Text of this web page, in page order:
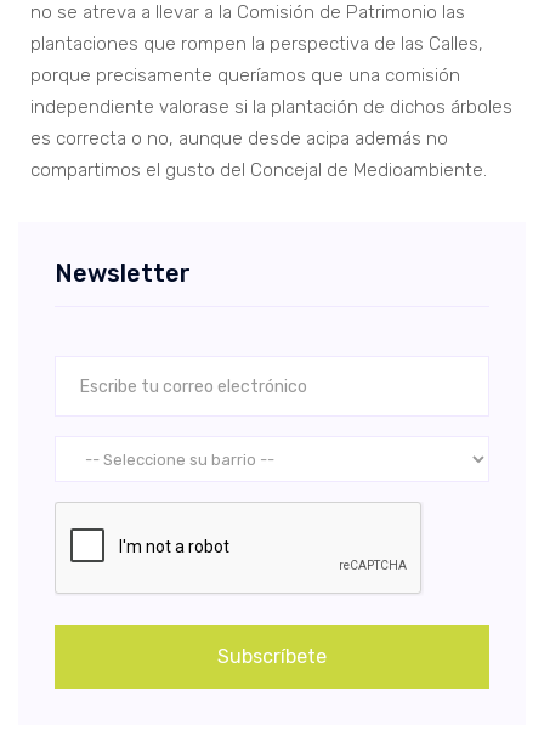
no se atreva a llevar a la Comisión de Patrimonio las
plantaciones que rompen la perspectiva de las Calles,
porque precisamente queríamos que una comisión
independiente valorase si la plantación de dichos árboles
es correcta o no, aunque desde acipa además no
compartimos el gusto del Concejal de Medioambiente.
Newsletter
Subscríbete